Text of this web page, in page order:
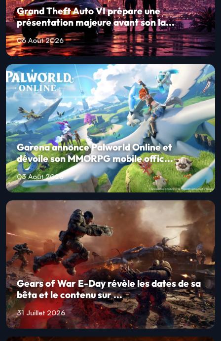
Grand Theft Auto VI prépare une
présentation majeure avant son la...
06 Août 2026
Garena annonce Palworld Online et
dévoile son MMORPG mobile offic...
03 Août 2026
Gears of War E-Day révèle les dates de sa
bêta et le contenu sur ...
31 Juillet 2026